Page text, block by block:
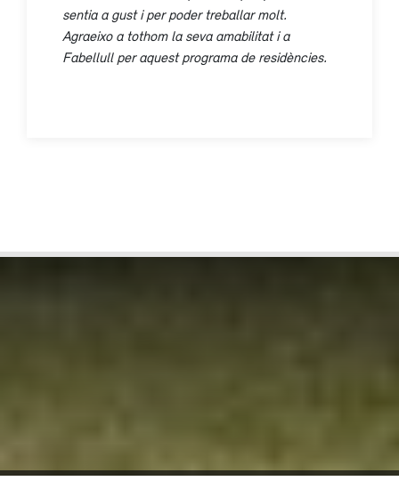
sentia a gust i per poder treballar molt.
Agraeixo a tothom la seva amabilitat i a
Fabellull per aquest programa de residències.